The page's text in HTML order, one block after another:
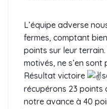
L’équipe adverse
fermes, comptant
points sur leur
motivés, ne s’en sont
Résultat victoire
récupérons 23 points
notre avance à 40